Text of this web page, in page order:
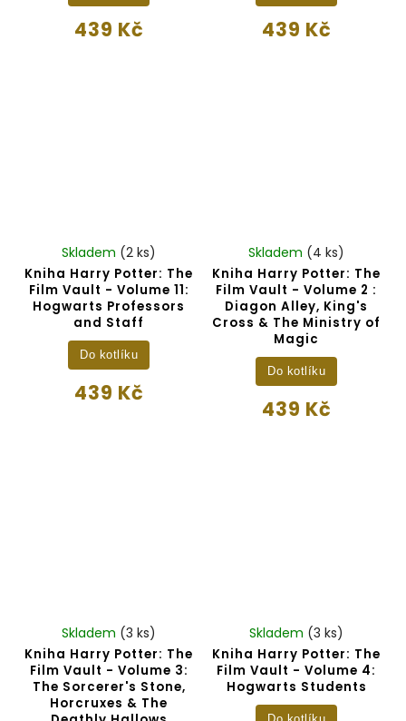
439 Kč 439 Kč
Kniha Harry Potter: The
Film Vault - Volume 11:
Hogwarts Professors
and Staff
Skladem (2 ks)
439 Kč
Do kotlíku
Kniha Harry Potter: The
Film Vault - Volume 2 :
Diagon Alley, King's
Cross & The Ministry of
Magic
Skladem (4 ks)
439 Kč
Do kotlíku
Kniha Harry Potter: The
Film Vault - Volume 3:
The Sorcerer's Stone,
Horcruxes & The
Skladem (3 ks)
Kniha Harry Potter: The
Film Vault - Volume 4:
Hogwarts Students
Skladem (3 ks)